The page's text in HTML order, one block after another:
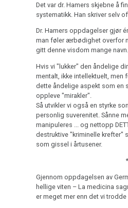
Det var dr. Hamers skjebne å
systematikk. Han skriver selv
Dr. Hamers oppdagelser gjør
man føler ærbødighet overfor
gitt denne visdom mange
Hvis vi "lukker" den åndelige
mentalt, ikke intellektuelt, men
dette åndelige aspekt som en
oppleve "mirakler".
Så utvikler vi også en styrke
personlig suverenitet. Sånne
manipuleres ... og nettopp
destruktive "kriminelle krefter"
som gissel i årtusener.
Gjennom oppdagelsen av
hellige viten – La medicina
er meget mer enn det vi trodde